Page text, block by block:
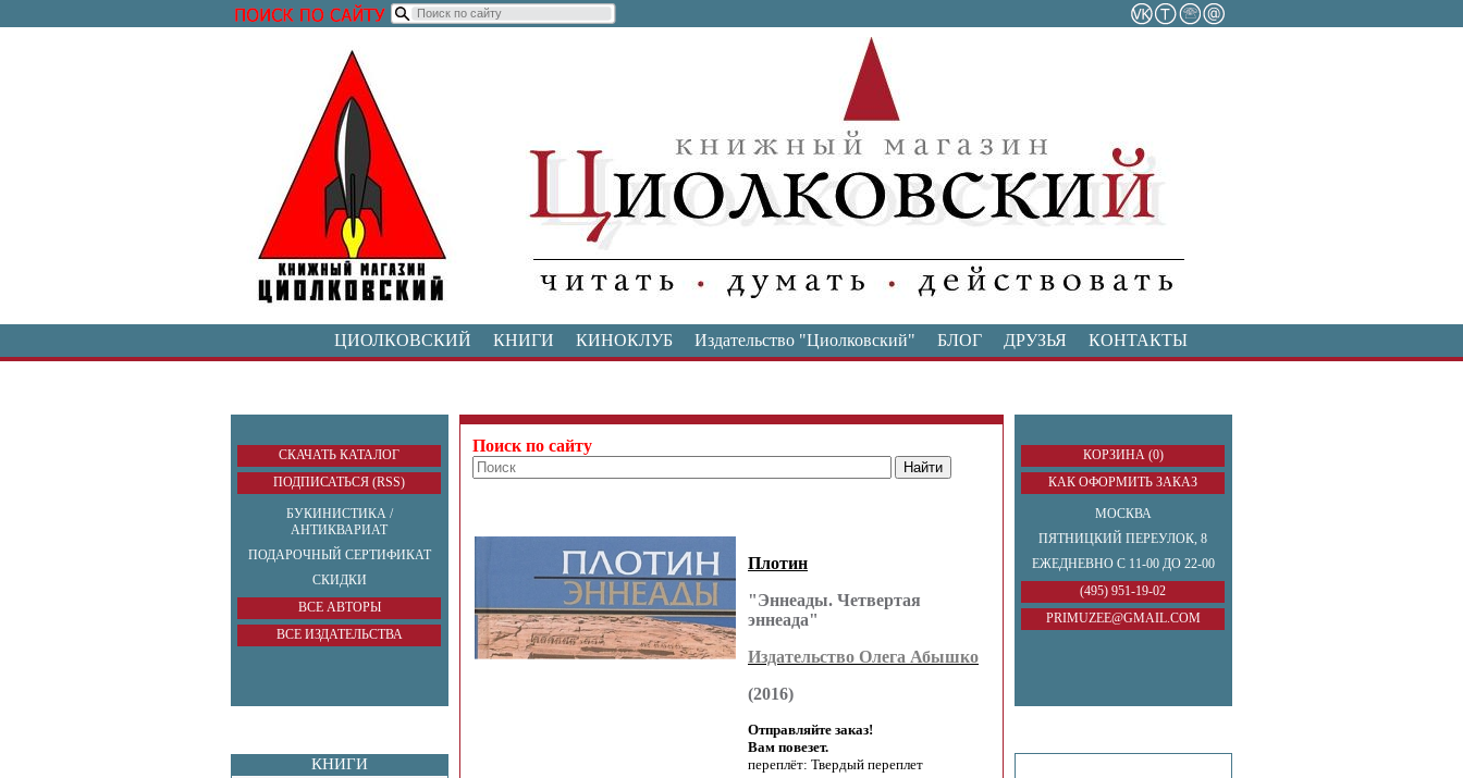
ЦИОЛКОВСКИЙ КНИГИ КИНОКЛУБ Издательство "Циолковский" БЛОГ ДРУЗЬЯ КОНТАКТЫ
СКАЧАТЬ КАТАЛОГ
ПОДПИСАТЬСЯ (RSS)
БУКИНИСТИКА /
АНТИКВАРИАТ
ПОДАРОЧНЫЙ СЕРТИФИКАТ
СКИДКИ
ВСЕ АВТОРЫ
ВСЕ ИЗДАТЕЛЬСТВА
КНИГИ
Поиск по сайту
Плотин
"Эннеады. Четвертая
эннеада"
Издательство Олега Абышко
(2016)
Отправляйте заказ!
Вам повезет.
переплёт: Твердый переплет
КОРЗИНА (0)
КАК ОФОРМИТЬ ЗАКАЗ
МОСКВА
ПЯТНИЦКИЙ ПЕРЕУЛОК, 8
ЕЖЕДНЕВНО С 11-00 ДО 22-00
(495) 951-19-02
PRIMUZEE@GMAIL.COM